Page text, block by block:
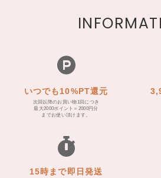
いつでも10%PT還元
次回以降のお買い物1回につき
最大2000ポイント＝2000円分
までお使い頂けます。
15時まで即日発送